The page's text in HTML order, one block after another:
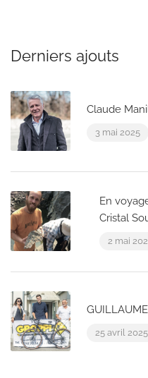
Derniers ajouts
Claude
3 mai 2025
En
Cristal
2 mai
25 avril 2025